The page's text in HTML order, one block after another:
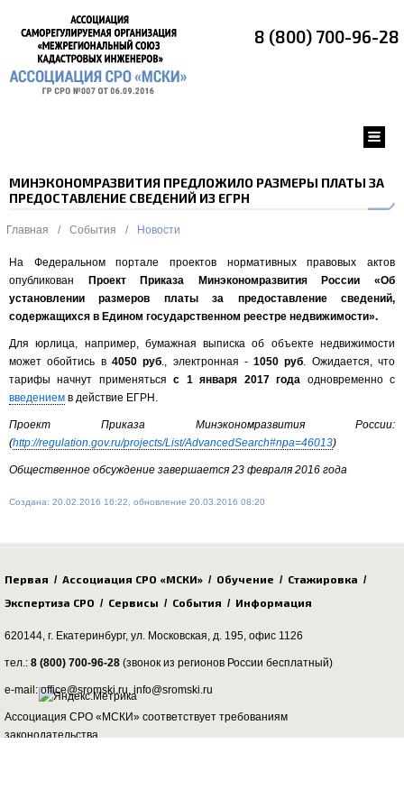
8 (800) 700-96-28
МИНЭКОНОМРАЗВИТИЯ ПРЕДЛОЖИЛО РАЗМЕРЫ ПЛАТЫ ЗА
ПРЕДОСТАВЛЕНИЕ СВЕДЕНИЙ ИЗ ЕГРН
Главная / События / Новости
На Федеральном портале проектов нормативных правовых актов
опубликован
Проект Приказа Минэкономразвития России «Об
установлении размеров платы за предоставление сведений,
содержащихся в Едином государственном реестре недвижимости».
Для юрлица, например, бумажная выписка об объекте недвижимости
может обойтись в 4050 руб., электронная -1050 руб. Ожидается, что
тарифы начнут применятьсяс 1 января 2017 года одновременно с
введением в действие ЕГРН.
Проект Приказа Минэкономразвития России:
(http://regulation.gov.ru/projects/List/AdvancedSearch#npa=46013)
Общественное обсуждение завершается 23 февраля 2016 года
Создана: 20.02.2016 16:22, обновление 20.03.2016 08:20
Первая / Ассоциация СРО «МСКИ» / Обучение / Стажировка /
Экспертиза СРО / Сервисы / События / Информация
620144, г. Екатеринбург, ул. Московская, д. 195, офис 1126
тел.: 8 (800) 700-96-28 (звонок из регионов России бесплатный)
e-mail: office@sromski.ru, info@sromski.ru
Ассоциация СРО «МСКИ» соответствует требованиям
законодательства